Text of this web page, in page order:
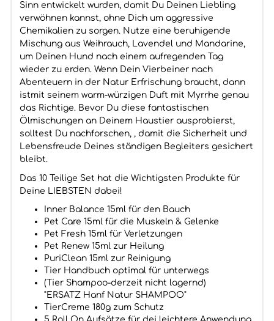
Sinn entwickelt wurden, damit Du Deinen Liebling
verwöhnen kannst, ohne Dich um aggressive
Chemikalien zu sorgen. Nutze eine beruhigende
Mischung aus Weihrauch, Lavendel und Mandarine,
um Deinen Hund nach einem aufregenden Tag
wieder zu erden. Wenn Dein Vierbeiner nach
Abenteuern in der Natur Erfrischung braucht, dann
istmit seinem warm-würzigen Duft mit Myrrhe genau
das Richtige. Bevor Du diese fantastischen
Ölmischungen an Deinem Haustier ausprobierst,
solltest Du nachforschen, , damit die Sicherheit und
Lebensfreude Deines ständigen Begleiters gesichert
bleibt.
Das 10 Teilige Set hat die Wichtigsten Produkte für
Deine LIEBSTEN dabei!
Inner Balance 15ml für den Bauch
Pet Care 15ml für die Muskeln & Gelenke
Pet Fresh 15ml für Verletzungen
Pet Renew 15ml zur Heilung
PuriClean 15ml zur Reinigung
Tier Handbuch optimal für unterwegs
(Tier Shampoo-derzeit nicht lagernd)
"ERSATZ Hanf Natur SHAMPOO"
TierCreme 180g zum Schutz